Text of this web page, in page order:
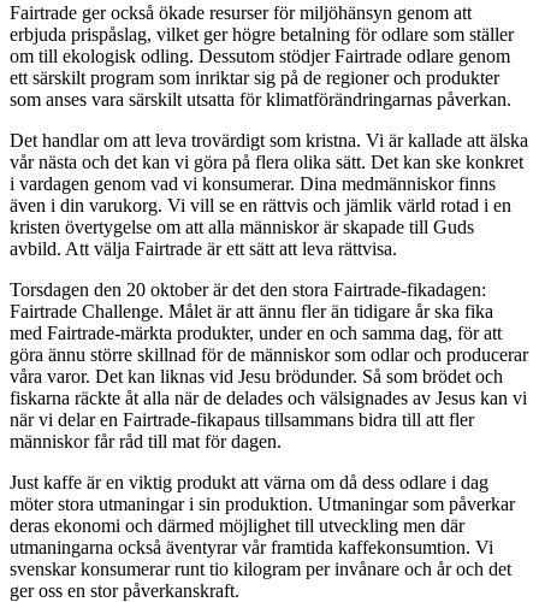
Fairtrade ger också ökade resurser för miljöhänsyn genom att
erbjuda prispåslag, vilket ger högre betalning för odlare som ställer
om till ekologisk odling. Dessutom stödjer Fairtrade odlare genom
ett särskilt program som inriktar sig på de regioner och produkter
som anses vara särskilt utsatta för klimatförändringarnas påverkan.
Det handlar om att leva trovärdigt som kristna. Vi är kallade­ att älska
vår nästa och det kan vi göra på flera olika sätt. Det kan ske konkret
i vardagen genom vad vi konsumerar. Dina medmänniskor finns
även i din varukorg. Vi vill se en rättvis och jämlik värld rotad i en
kristen övertygelse om att alla människor är skapade till Guds
avbild. Att välja Fairtrade är ett sätt att leva rättvisa.
Torsdagen den 20 oktober är det den stora Fairtrade-fikadagen:
Fairtrade Challenge. Målet är att ännu fler än tidigare år ska fika
med Fairtrade-märkta produkter, under en och samma dag, för att
göra ännu större skillnad för de människor som odlar och producerar
våra varor. Det kan liknas vid Jesu brödunder. Så som brödet och
fiskarna räckte åt alla när de delades och välsignades av Jesus kan vi
när vi delar en Fairtrade-­fikapaus tillsammans bidra till att fler
människor får råd till mat för dagen.
Just kaffe är en viktig produkt att värna om då dess odlare i dag
möter stora utmaningar i sin produktion. Utmaningar som påverkar
deras ekonomi och därmed möjlighet till utveckling men där
utmaningarna också äventyrar vår framtida kaffekonsumtion. Vi
svenskar konsumerar runt tio kilogram per invånare och år och det
ger oss en stor påverkanskraft.